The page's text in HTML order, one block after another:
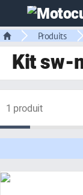
Produits
Kit sw-
1 produit